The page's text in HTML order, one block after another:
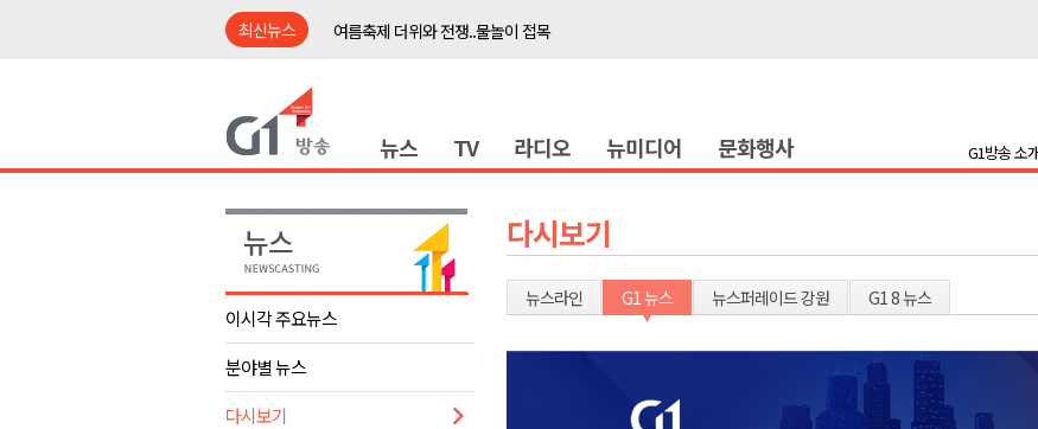
최신뉴스
여름축제 더위와 전쟁..물놀이 접목
검찰청 폐지..해결 과제 산적
영월군, 국·도비 확보 보고회 개최
삼척 공공산후조리원 이전 시급
강원자치도교육청 교감급 이상 387명 인사
여름축제 더위와 전쟁..물놀이 접목
뉴스 TV 라디오 뉴미디어 문화행사 G1방송 소
이시각 주요뉴스
분야별 뉴스
다시보기
다시보기
뉴스라인 G1 뉴스 뉴스퍼레이드 강원 G1 8 뉴스